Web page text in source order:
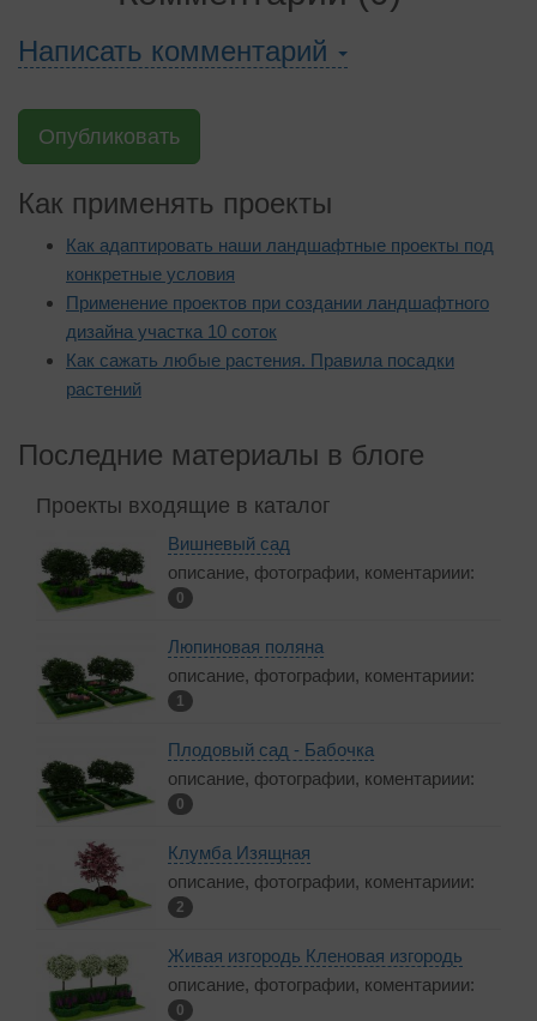
Написать комментарий
Опубликовать
Как применять проекты
Как адаптировать наши ландшафтные проекты под
конкретные условия
Применение проектов при создании ландшафтного
дизайна участка 10 соток
Как сажать любые растения. Правила посадки
растений
Последние материалы в блоге
Проекты входящие в каталог
Вишневый сад
описание, фотографии, коментариии:
0
Люпиновая поляна
описание, фотографии, коментариии:
1
Плодовый сад - Бабочка
описание, фотографии, коментариии:
0
Клумба Изящная
описание, фотографии, коментариии:
2
Живая изгородь Кленовая изгородь
описание, фотографии, коментариии:
0